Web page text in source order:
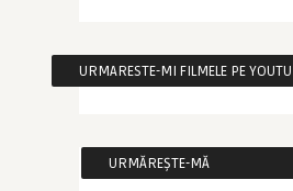
URMARESTE-MI FILMELE PE
URMĂREȘTE-MĂ